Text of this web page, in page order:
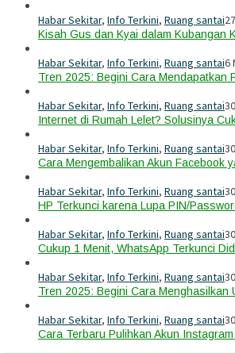
Habar Sekitar, Info Terkini, Ruang santai
Kisah Gus dan Kyai dalam Kubangan
Habar Sekitar, Info Terkini, Ruang santai6
Tren 2025: Begini Cara Mendapatkan
Habar Sekitar, Info Terkini, Ruang santai
Internet di Rumah Lelet? Solusinya
Habar Sekitar, Info Terkini, Ruang santai
Cara Mengembalikan Akun Facebook
Habar Sekitar, Info Terkini, Ruang santai
HP Terkunci karena Lupa PIN/
Habar Sekitar, Info Terkini, Ruang santai
Cukup 1 Menit, WhatsApp Terkunci
Habar Sekitar, Info Terkini, Ruang santai
Tren 2025: Begini Cara Menghasilkan
Habar Sekitar, Info Terkini, Ruang santai
Cara Terbaru Pulihkan Akun